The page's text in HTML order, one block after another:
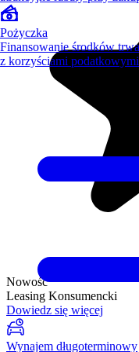
Nowość
Leasing Konsumencki
Dowiedz się więcej
Wynajem długoterminowy
Pożyczka
Finansowanie środków
z korzyściami